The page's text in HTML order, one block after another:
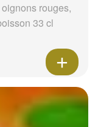
rouges,
33 cl